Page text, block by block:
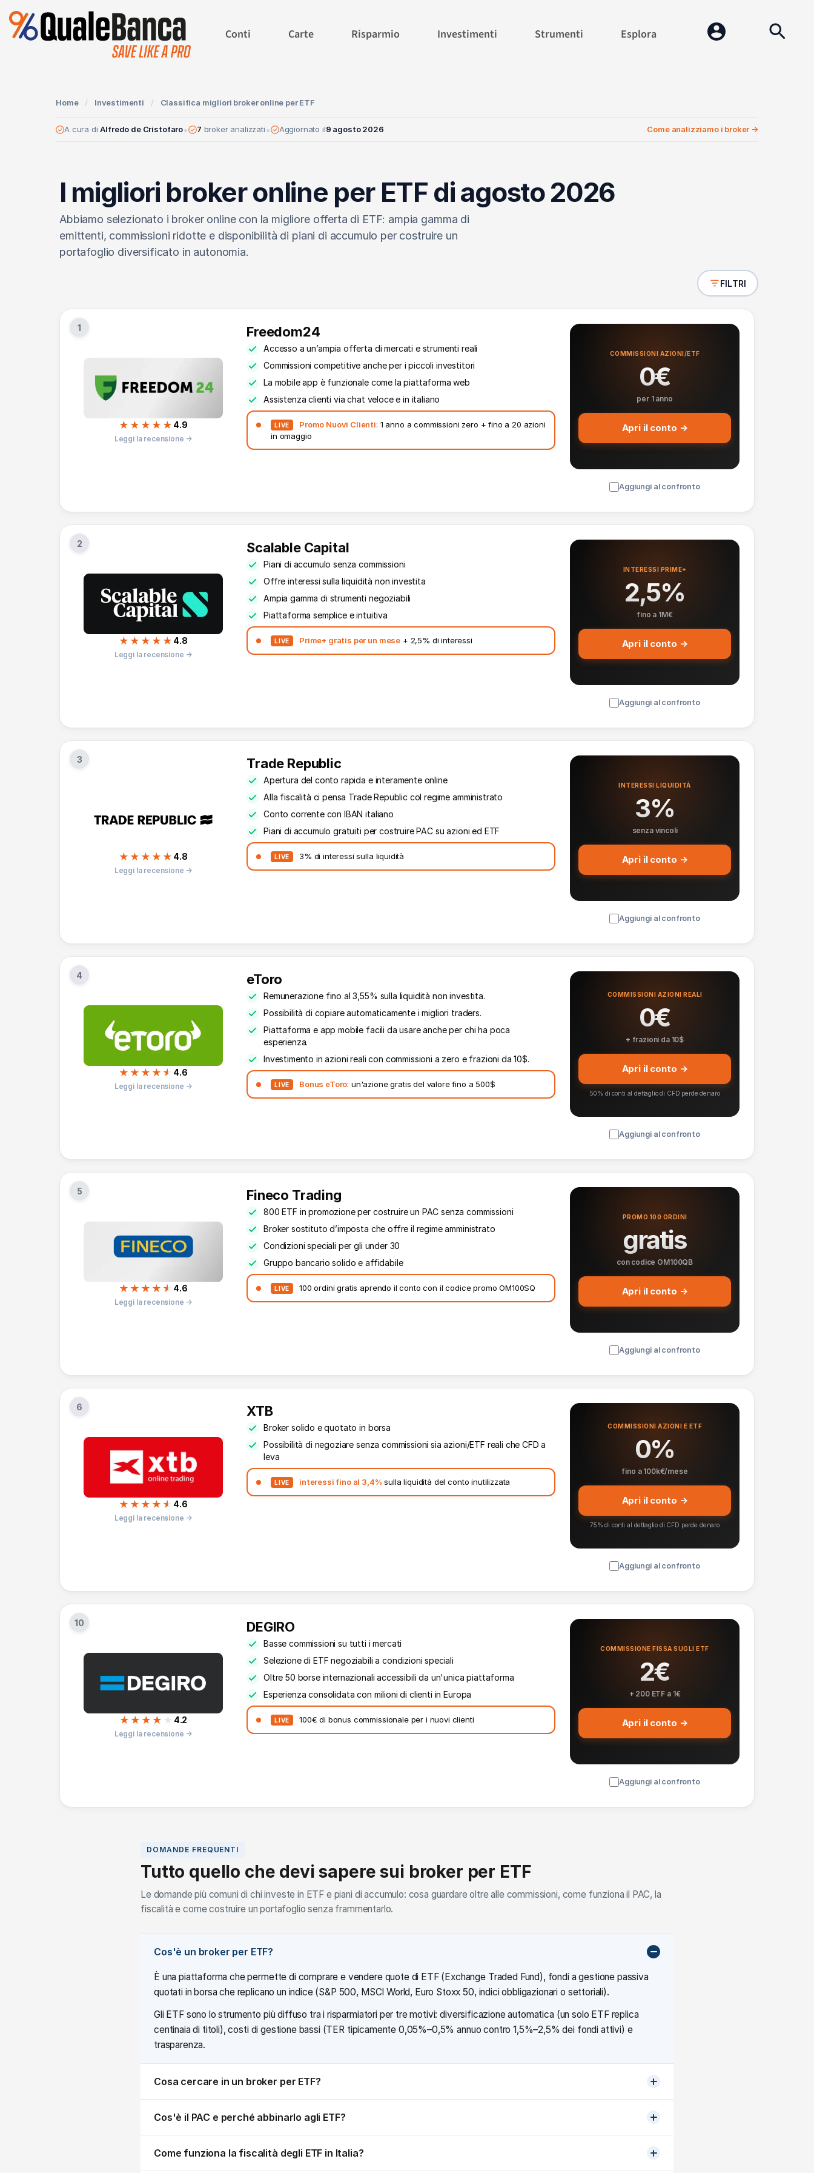
Conti Carte Risparmio Investimenti Strumenti Esplora
Home / Investimenti / Classifica migliori broker online per ETF
A cura diAlfredo de Cristofaro• 7 broker analizzati• Aggiornato il9 agosto 2026 Come analizziamo i broker →
I migliori broker online per ETF di agosto 2026
Abbiamo selezionato i broker online con la migliore offerta di ETF: ampia gamma di
emittenti, commissioni ridotte e disponibilità di piani di accumulo per costruire un
portafoglio diversificato in autonomia.
FILTRI
1
★★★★★ 4.9
Leggi la recensione →
Freedom24
Accesso a un’ampia offerta di mercati e strumenti reali
Commissioni competitive anche per i piccoli investitori
La mobile app è funzionale come la piattaforma web
Assistenza clienti via chat veloce e in italiano
LIVE Promo Nuovi Clienti: 1 anno a commissioni zero + fino a 20 azioni
in omaggio
COMMISSIONI AZIONI/ETF
0€
per 1 anno
Apri il conto →
Aggiungi al confronto
2
★★★★★ 4.8
Leggi la recensione →
Scalable Capital
Piani di accumulo senza commissioni
Offre interessi sulla liquidità non investita
Ampia gamma di strumenti negoziabili
Piattaforma semplice e intuitiva
LIVE Prime+ gratis per un mese + 2,5% di interessi
INTERESSI PRIME+
2,5%
fino a 1M€
Apri il conto →
Aggiungi al confronto
3
★★★★★ 4.8
Leggi la recensione →
Trade Republic
Apertura del conto rapida e interamente online
Alla fiscalità ci pensa Trade Republic col regime amministrato
Conto corrente con IBAN italiano
Piani di accumulo gratuiti per costruire PAC su azioni ed ETF
LIVE 3% di interessi sulla liquidità
INTERESSI LIQUIDITÀ
3%
senza vincoli
Apri il conto →
Aggiungi al confronto
4
★★★★ ★ 4.6
Leggi la recensione →
eToro
Remunerazione fino al 3,55% sulla liquidità non investita.
Possibilità di copiare automaticamente i migliori traders.
Piattaforma e app mobile facili da usare anche per chi ha poca
esperienza.
Investimento in azioni reali con commissioni a zero e frazioni da 10$.
LIVE Bonus eToro: un'azione gratis del valore fino a 500$
COMMISSIONI AZIONI REALI
0€
+ frazioni da 10$
Apri il conto →
50% di conti al dettaglio di CFD perde denaro
Aggiungi al confronto
5
★★★★ ★ 4.6
Leggi la recensione →
Fineco Trading
800 ETF in promozione per costruire un PAC senza commissioni
Broker sostituto d’imposta che offre il regime amministrato
Condizioni speciali per gli under 30
Gruppo bancario solido e affidabile
LIVE 100 ordini gratis aprendo il conto con il codice promo OM100SQ
PROMO 100 ORDINI
gratis
con codice OM100QB
Apri il conto →
Aggiungi al confronto
6
★★★★ ★ 4.6
Leggi la recensione →
XTB
Broker solido e quotato in borsa
Possibilità di negoziare senza commissioni sia azioni/ETF reali che CFD a
leva
LIVE interessi fino al 3,4% sulla liquidità del conto inutilizzata
COMMISSIONI AZIONI E ETF
0%
fino a 100k€/mese
Apri il conto →
75% di conti al dettaglio di CFD perde denaro
Aggiungi al confronto
10
★★★★ ★ 4.2
Leggi la recensione →
DEGIRO
Basse commissioni su tutti i mercati
Selezione di ETF negoziabili a condizioni speciali
Oltre 50 borse internazionali accessibili da un'unica piattaforma
Esperienza consolidata con milioni di clienti in Europa
LIVE 100€ di bonus commissionale per i nuovi clienti
COMMISSIONE FISSA SUGLI ETF
2€
+ 200 ETF a 1€
Apri il conto →
Aggiungi al confronto
DOMANDE FREQUENTI
Tutto quello che devi sapere sui broker per ETF
Le domande più comuni di chi investe in ETF e piani di accumulo: cosa guardare oltre alle commissioni, come funziona il PAC, la
fiscalità e come costruire un portafoglio senza frammentarlo.
Cos'è un broker per ETF?
È una piattaforma che permette di comprare e vendere quote di ETF (Exchange Traded Fund), fondi a gestione passiva
quotati in borsa che replicano un indice (S&P 500, MSCI World, Euro Stoxx 50, indici obbligazionari o settoriali).
Gli ETF sono lo strumento più diffuso tra i risparmiatori per tre motivi: diversificazione automatica (un solo ETF replica
centinaia di titoli), costi di gestione bassi (TER tipicamente 0,05%–0,5% annuo contro 1,5%–2,5% dei fondi attivi) e
trasparenza.
Cosa cercare in un broker per ETF?
Cos'è il PAC e perché abbinarlo agli ETF?
Come funziona la fiscalità degli ETF in Italia?